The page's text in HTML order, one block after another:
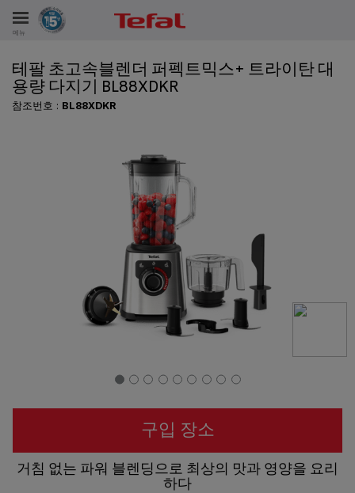
메뉴
테팔 초고속블렌더 퍼펙트믹스+ 트라이탄 대
용량 다지기 BL88XDKR
참조번호 : BL88XDKR
구입 장소
거침 없는 파워 블렌딩으로 최상의 맛과 영양을 요리
하다